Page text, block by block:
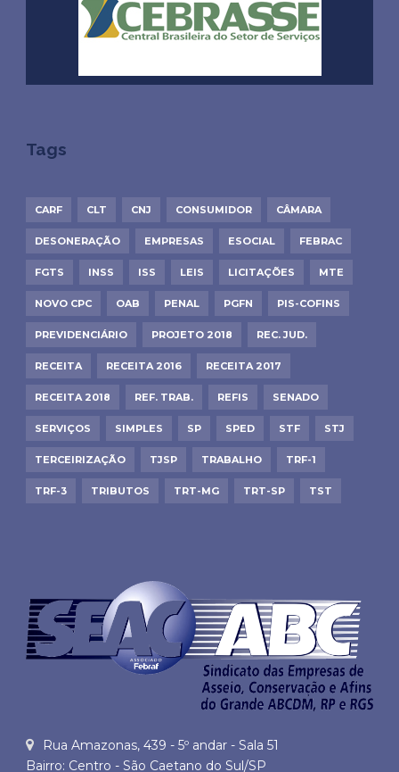
Tags
CARF CLT CNJ CONSUMIDOR CÂMARA
DESONERAÇÃO EMPRESAS ESOCIAL FEBRAC
FGTS INSS ISS LEIS LICITAÇÕES MTE
NOVO CPC OAB PENAL PGFN PIS-COFINS
PREVIDENCIÁRIO PROJETO 2018 REC. JUD.
RECEITA RECEITA 2016 RECEITA 2017
RECEITA 2018 REF. TRAB. REFIS SENADO
SERVIÇOS SIMPLES SP SPED STF STJ
TERCEIRIZAÇÃO TJSP TRABALHO TRF-1
TRF-3 TRIBUTOS TRT-MG TRT-SP TST
Rua Amazonas, 439 - 5º andar - Sala 51
Bairro: Centro - São Caetano do Sul/SP